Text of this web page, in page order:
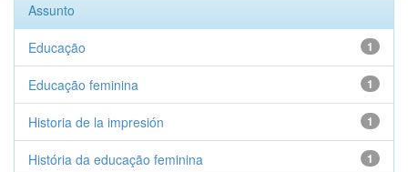
Assunto
1
Educação
1
Educação feminina
1
Historia de la impresión
1
História da educação feminina